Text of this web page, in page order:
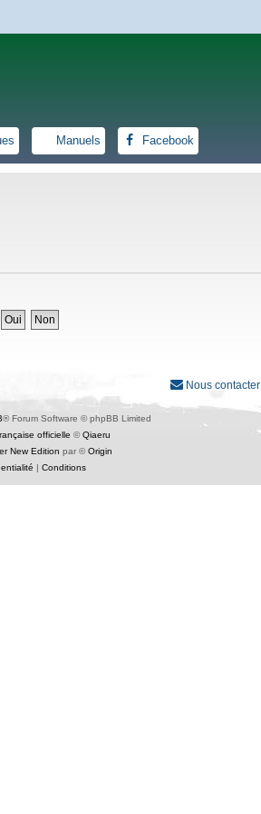
Manuels Facebook
Nous contacter
® Forum Software © phpBB Limited
officielle ©Qiaeru
New Edition par ©Origin
| Conditions